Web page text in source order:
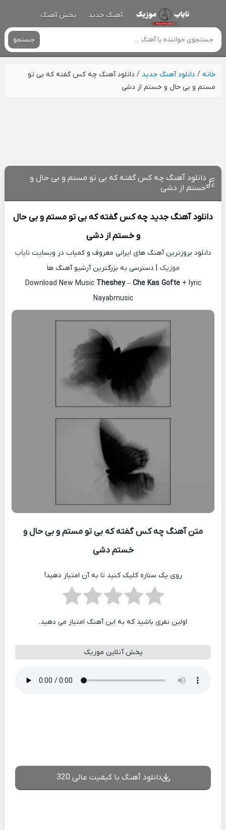
آهنگ جدید پخش آهنگ
جستجو
خانه/ دانلود آهنگ جدید / دانلود آهنگ چه کس گفته که بی تو
مستم و بی حال و خستم از دشی
دانلود آهنگ چه کس گفته که بی تو مستم و بی حال و
خستم از دشی
دانلود آهنگ جدید چه کس گفته که بی تو مستم و بی حال
و خستم ازدشی
دانلود بروزترین آهنگ های ایرانی معروف و کمیاب در وبسایت نایاب
موزیک | دسترسی به بزرگترین آرشیو آهنگ ها
Download New Music Theshey– Che Kas Gofte+ lyric
Nayabmusic
متن آهنگ چه کس گفته که بی تو مستم و بی حال و
خستم دشی
روی یک ستاره کلیک کنید تا به آن امتیاز دهید!
اولین نفری باشید که به این آهنگ امتیاز می دهید.
پخش آنلاین موزیک
دانلود آهنگ با کیفیت عالی 320